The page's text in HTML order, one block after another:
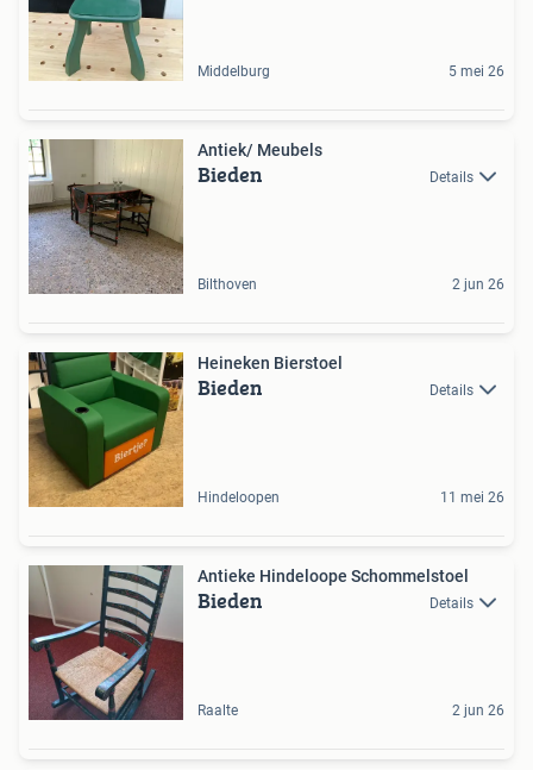
Middelburg 5 mei 26
Antiek/ Meubels
Bieden Details
Bilthoven 2 jun 26
Heineken Bierstoel
Bieden Details
Hindeloopen 11 mei 26
Antieke Hindeloope Schommelstoel
Bieden Details
Raalte 2 jun 26